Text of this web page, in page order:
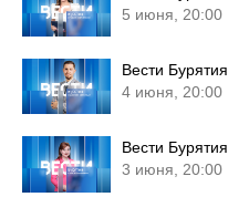
Вести Бурятия
5 июня, 20:00
Вести Бурятия
4 июня, 20:00
Вести Бурятия
3 июня, 20:00